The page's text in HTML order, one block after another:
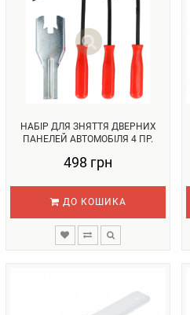
НАБІР ДЛЯ ЗНЯТТЯ ДВЕРНИХ
ПАНЕЛЕЙ АВТОМОБІЛЯ 4 ПР.
498 грн
ДО КОШИКА